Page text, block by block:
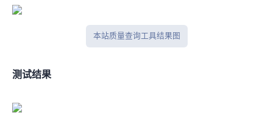
本站IP质量查询工具结果图
IPlark测试结果